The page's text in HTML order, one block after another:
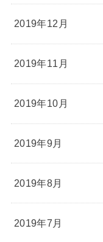
2019年12月
2019年11月
2019年10月
2019年9月
2019年8月
2019年7月